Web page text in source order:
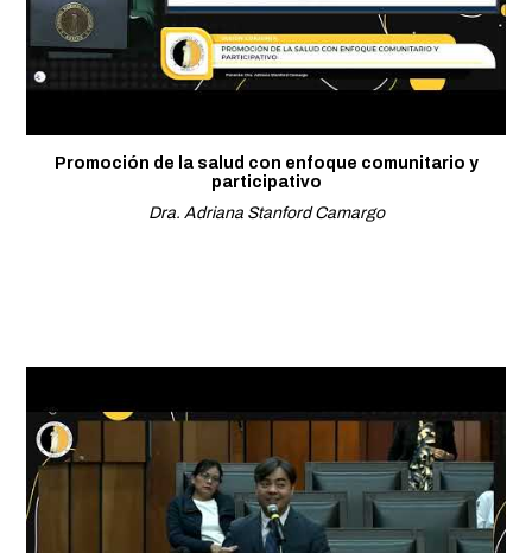
Promoción de la salud con enfoque comunitario y
participativo
Dra. Adriana Stanford Camargo